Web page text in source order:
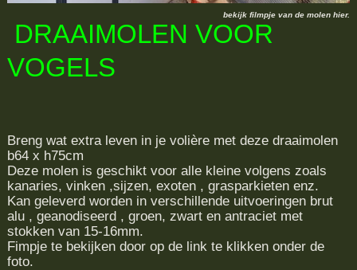
bekijk filmpje van de molen hier.
DRAAIMOLEN VOOR
VOGELS
Breng wat extra leven in je volière met deze draaimolen
b64 x h75cm
Deze molen is geschikt voor alle kleine volgens zoals
kanaries, vinken ,sijzen, exoten , grasparkieten enz.
Kan geleverd worden in verschillende uitvoeringen brut
alu , geanodiseerd , groen, zwart en antraciet met
stokken van 15-16mm.
Fimpje te bekijken door op de link te klikken onder de
foto.